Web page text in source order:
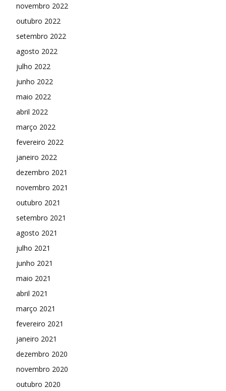
novembro 2022
outubro 2022
setembro 2022
agosto 2022
julho 2022
junho 2022
maio 2022
abril 2022
março 2022
fevereiro 2022
janeiro 2022
dezembro 2021
novembro 2021
outubro 2021
setembro 2021
agosto 2021
julho 2021
junho 2021
maio 2021
abril 2021
março 2021
fevereiro 2021
janeiro 2021
dezembro 2020
novembro 2020
outubro 2020